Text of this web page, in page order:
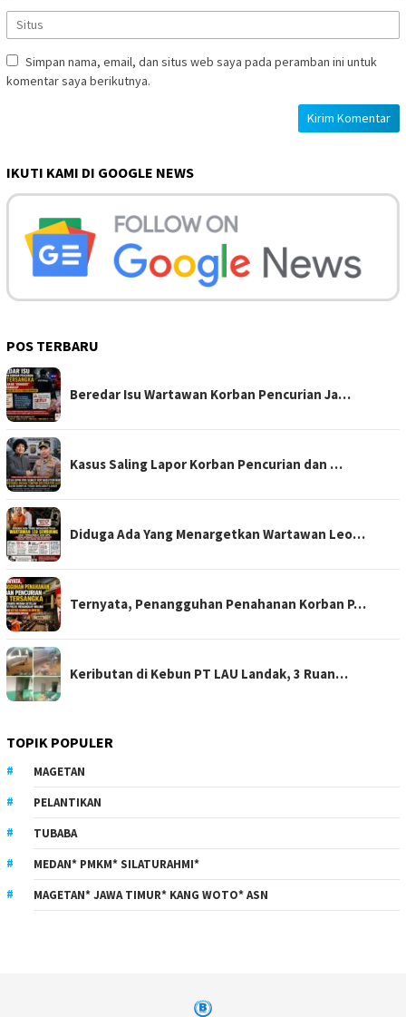
Simpan nama, email, dan situs web saya pada peramban ini untuk
komentar saya berikutnya.
IKUTI KAMI DI GOOGLE NEWS
POS TERBARU
Beredar Isu Wartawan Korban Pencurian Ja…
Kasus Saling Lapor Korban Pencurian dan …
Diduga Ada Yang Menargetkan Wartawan Leo…
Ternyata, Penangguhan Penahanan Korban P…
Keributan di Kebun PT LAU Landak, 3 Ruan…
TOPIK POPULER
MAGETAN
PELANTIKAN
TUBABA
MEDAN* PMKM* SILATURAHMI*
MAGETAN* JAWA TIMUR* KANG WOTO* ASN